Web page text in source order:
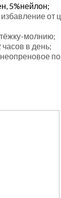
5%нейлон;
от
молнию;
в день;